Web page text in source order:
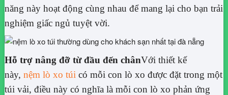
năng này hoạt động cùng nhau để mang lại cho bạn trải
nghiệm giấc ngủ tuyệt vời.
Hỗ trợ nâng đỡ từ đầu đến chânVới thiết kế
này, nệm lò xo túi có mỗi con lò xo được đặt trong một
túi vải, điều này có nghĩa là mỗi con lò xo phản ứng